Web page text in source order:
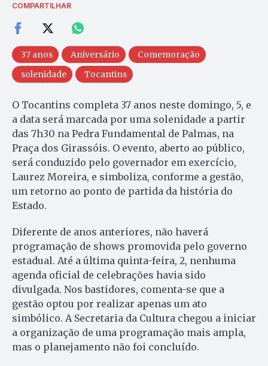
COMPARTILHAR
37 anos Aniversário
Comemoração
solenidade
Tocantins
O Tocantins completa 37 anos neste domingo, 5, e
a data será marcada por uma solenidade a partir
das 7h30 na Pedra Fundamental de Palmas, na
Praça dos Girassóis. O evento, aberto ao público,
será conduzido pelo governador em exercício,
Laurez Moreira, e simboliza, conforme a gestão,
um retorno ao ponto de partida da história do
Estado.
Diferente de anos anteriores, não haverá
programação de shows promovida pelo governo
estadual. Até a última quinta-feira, 2, nenhuma
agenda oficial de celebrações havia sido
divulgada. Nos bastidores, comenta-se que a
gestão optou por realizar apenas um ato
simbólico. A Secretaria da Cultura chegou a iniciar
a organização de uma programação mais ampla,
mas o planejamento não foi concluído.